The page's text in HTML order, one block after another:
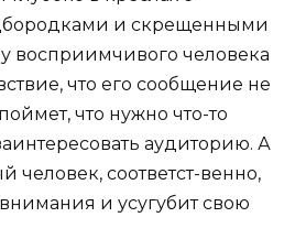
и скрещенными
восприимчивого человека
что его сообщение не
что нужно что-то
аудиторию. А
соответст-венно,
внимания и усугубит свою